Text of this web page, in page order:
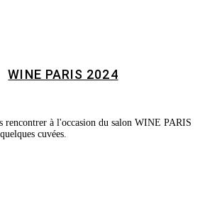
WINE PARIS 2024
rencontrer à l'occasion du salon WINE PARIS
cuvées.